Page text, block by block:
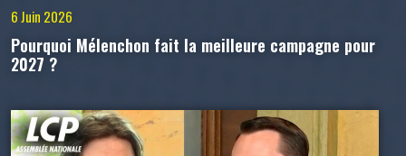
6 Juin 2026
Pourquoi Mélenchon fait la meilleure campagne pour
2027 ?